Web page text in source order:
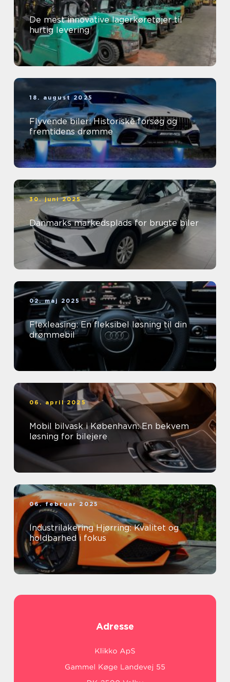
De mest innovative lagerkøretøjer til
hurtig levering
18. august 2025
Flyvende biler: Historiske forsøg og
fremtidens drømme
30. juni 2025
Danmarks markedsplads for brugte biler
02. maj 2025
Flexleasing: En fleksibel løsning til din
drømmebil
06. april 2025
Mobil bilvask i København: En bekvem
løsning for bilejere
06. februar 2025
Industrilakering Hjørring: Kvalitet og
holdbarhed i fokus
Adresse